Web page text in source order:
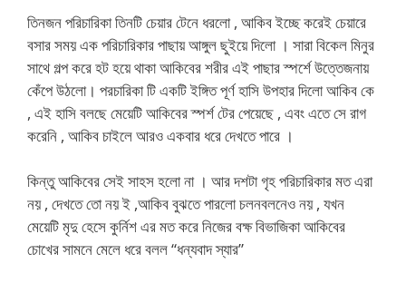
তিনজন পরিচারিকা তিনটি চেয়ার টেনে ধরলো , আকিব ইচ্ছে করেই চেয়ারে
বসার সময় এক পরিচারিকার পাছায় আঙ্গুল ছুইয়ে দিলো । সারা বিকেল মিনুর
সাথে গল্প করে হট হয়ে থাকা আকিবের শরীর এই পাছার স্পর্শে উত্তেজনায়
কেঁপে উঠলো। পরচারিকা টি একটি ইঙ্গিত পূর্ণ হাসি উপহার দিলো আকিব কে
, এই হাসি বলছে মেয়েটি আকিবের স্পর্শ টের পেয়েছে , এবং এতে সে রাগ
করেনি , আকিব চাইলে আরও একবার ধরে দেখতে পারে ।
কিন্তু আকিবের সেই সাহস হলো না । আর দশটা গৃহ পরিচারিকার মত এরা
নয় , দেখতে তো নয় ই ,আকিব বুঝতে পারলো চলনবলনেও নয় , যখন
মেয়েটি মৃদু হেসে কুর্নিশ এর মত করে নিজের বক্ষ বিভাজিকা আকিবের
চোখের সামনে মেলে ধরে বলল “ধন্যবাদ স্যার”